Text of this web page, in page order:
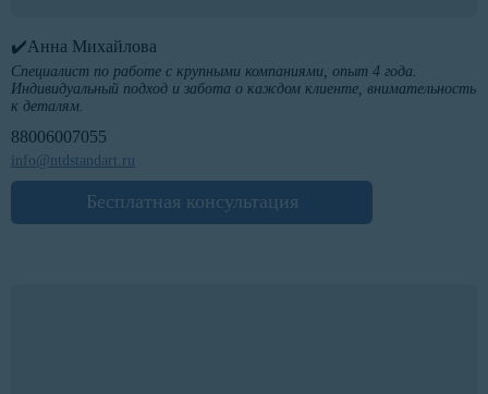
✔️Анна Михайлова
Специалист по работе с крупными компаниями, опыт 4 года.
Индивидуальный подход и забота о каждом клиенте, внимательность
к деталям.
88006007055
info@ntdstandart.ru
Бесплатная консультация